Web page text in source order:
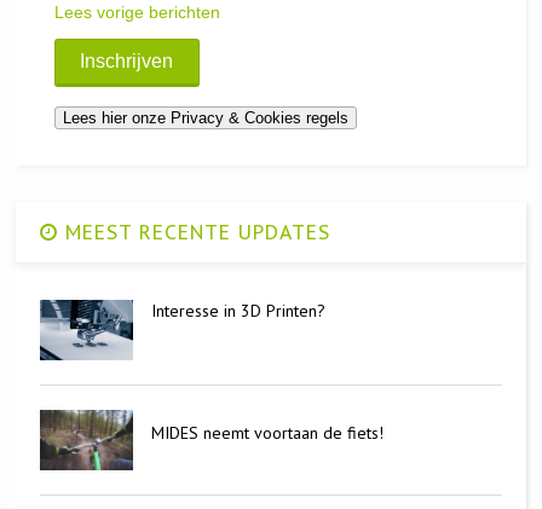
Lees vorige berichten
MEEST RECENTE UPDATES
Interesse in 3D Printen?
MIDES neemt voortaan de fiets!